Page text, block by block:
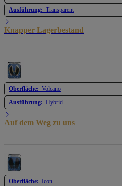
Ausführung: Transparent
Knapper Lagerbestand
Oberfläche: Volcano
Ausführung: Hybrid
Auf dem Weg zu uns
Oberfläche: Icon